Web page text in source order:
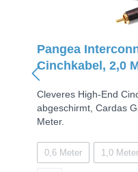
Pangea
Cinchkabel, 2,0
Cleveres High-End
abgeschirmt, Cardas
Meter.
0,6 Meter 1,0 Meter